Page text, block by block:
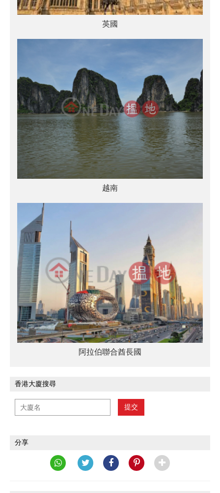
英國
越南
阿拉伯聯合酋長國
香港大廈搜尋
提交
分享